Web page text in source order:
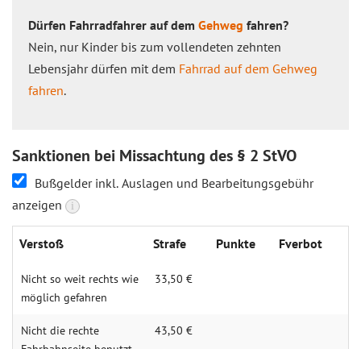
Dürfen Fahrradfahrer auf dem Gehweg fahren?
Nein, nur Kinder bis zum vollendeten zehnten
Lebensjahr dürfen mit dem Fahrrad auf dem Gehweg
fahren.
Sanktionen bei Missachtung des § 2 StVO
Bußgelder inkl. Auslagen und Bearbeitungsgebühr
anzeigen
i
Verstoß Strafe Punkte Fverbot
Nicht so weit rechts wie
möglich gefahren
33,50 €
Nicht die rechte
43,50 €